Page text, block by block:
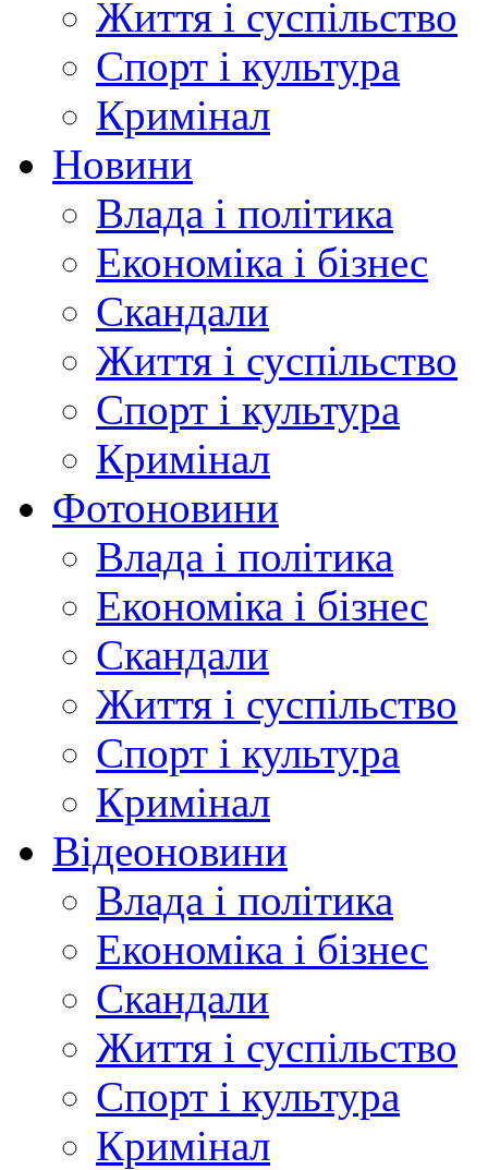
Життя і суспільство
Спорт і культура
Кримінал
Новини
Влада і політика
Економіка і бізнес
Скандали
Життя і суспільство
Спорт і культура
Кримінал
Фотоновини
Влада і політика
Економіка і бізнес
Скандали
Життя і суспільство
Спорт і культура
Кримінал
Відеоновини
Влада і політика
Економіка і бізнес
Скандали
Життя і суспільство
Спорт і культура
Кримінал